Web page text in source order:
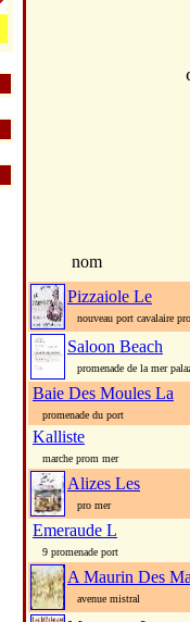
nom
Pizzaiole Le
nouveau port cavalaire
Saloon Beach
promenade de la mer
Baie Des Moules La
promenade du port
Kalliste
marche prom mer
Alizes Les
pro mer
Emeraude L
9 promenade port
A Maurin Des
avenue mistral